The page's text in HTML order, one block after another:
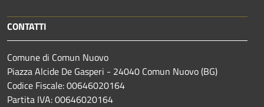
CONTATTI
Comune di Comun Nuovo
Piazza Alcide De Gasperi - 24040 Comun Nuovo (BG)
Codice Fiscale: 00646020164
Partita IVA: 00646020164